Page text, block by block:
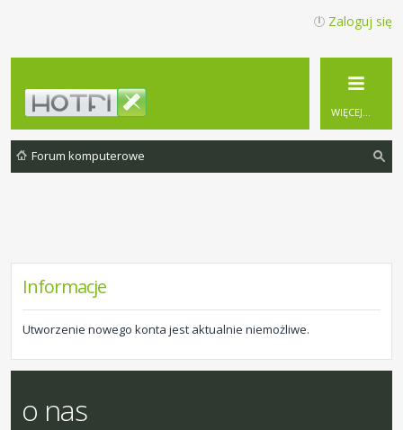
Zaloguj się
WIĘCEJ…
Forum komputerowe
Informacje
Utworzenie nowego konta jest aktualnie niemożliwe.
o nas